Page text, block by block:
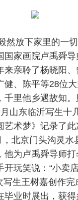
然放下家里的一
国家画院卢禹舜
来亲聆了杨晓阳、
健、陈平等28位
千里他乡遇故知
山东临沂写生十
艺术梦》记录了
北京门头沟灵水
他为卢禹舜导师
开玩笑说：“小卖
写生王树嘉创作完
毕业时展出，获